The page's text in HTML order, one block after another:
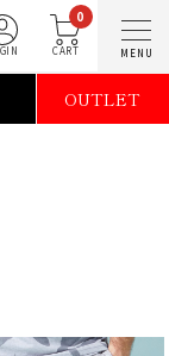
0
OUTLET